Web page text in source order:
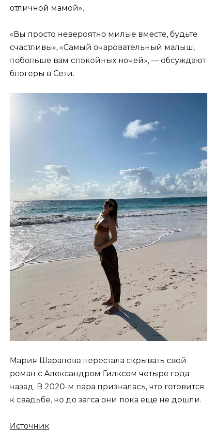
отличной мамой»,
«Вы просто невероятно милые вместе, будьте
счастливы», «Самый очаровательный малыш,
побольше вам спокойных ночей», — обсуждают
блогеры в Сети.
Мария Шарапова перестала скрывать свой
роман с Александром Гилксом четыре года
назад. В 2020-м пара призналась, что готовится
к свадьбе, но до загса они пока еще не дошли.
Источник